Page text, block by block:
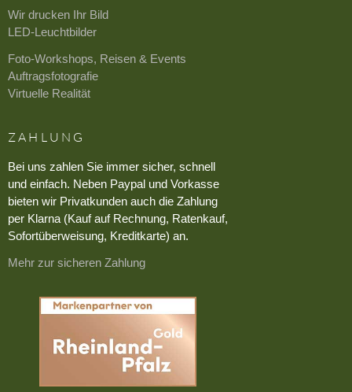
Wir drucken Ihr Bild
LED-Leuchtbilder
Foto-Workshops, Reisen & Events
Auftragsfotografie
Virtuelle Realität
ZAHLUNG
Bei uns zahlen Sie immer sicher, schnell
und einfach. Neben Paypal und Vorkasse
bieten wir Privatkunden auch die Zahlung
per Klarna (Kauf auf Rechnung, Ratenkauf,
Sofortüberweisung, Kreditkarte) an.
Mehr zur sicheren Zahlung